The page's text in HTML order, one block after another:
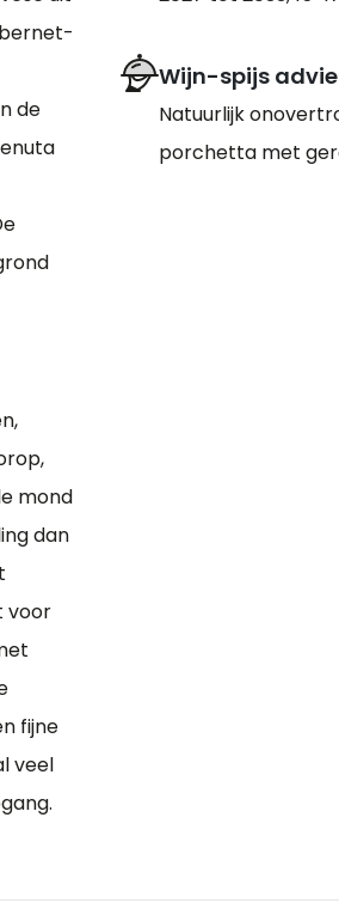
de
mond
dan
voor
fijne
veel
Wijn-spijs
Natuurlijk
porchetta met